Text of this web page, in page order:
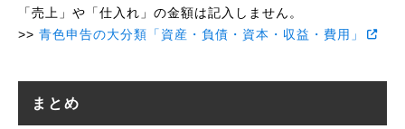
「売上」や「仕入れ」の金額は記入しません。
>> 青色申告の大分類「資産・負債・資本・収益・費用」
まとめ